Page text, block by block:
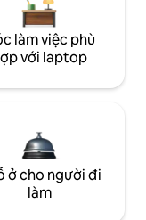
làm việc phù
với laptop
ở cho người đi
làm